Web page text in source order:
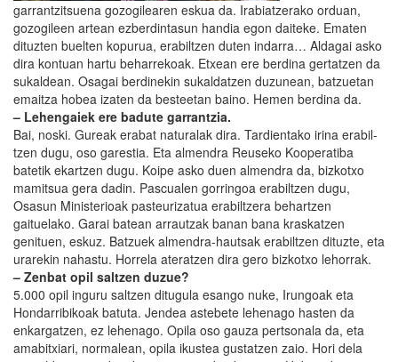
garrantzitsuena gozogilearen eskua da. Irabiatzerako orduan,
gozogileen artean ezberdintasun handia egon daiteke. Ematen
dituzten buelten kopurua, erabiltzen duten indarra… Aldagai asko
dira kontuan hartu beharrekoak. Etxean ere berdina gertatzen da
sukaldean. Osagai berdinekin sukaldatzen duzunean, batzuetan
emaitza hobea izaten da besteetan baino. Hemen berdina da.
– Lehengaiek ere badute garrantzia.
Bai, noski. Gureak erabat naturalak dira. Tardientako irina erabil-
tzen dugu, oso garestia. Eta almendra Reuseko Kooperatiba
batetik ekartzen dugu. Koipe asko duen almendra da, bizkotxo
mamitsua gera dadin. Pascualen gorringoa erabiltzen dugu,
Osasun Ministerioak pasteurizatua erabiltzera behartzen
gaituelako. Garai batean arrautzak banan bana kraskatzen
genituen, eskuz. Batzuek almendra-hautsak erabiltzen dituzte, eta
urarekin nahastu. Horrela ateratzen dira gero bizkotxo lehorrak.
– Zenbat opil saltzen duzue?
5.000 opil inguru saltzen ditugula esango nuke, Irungoak eta
Hondarribikoak batuta. Jendea astebete lehenago hasten da
enkargatzen, ez lehenago. Opila oso gauza pertsonala da, eta
amabitxiari, normalean, opila ikustea gustatzen zaio. Hori dela